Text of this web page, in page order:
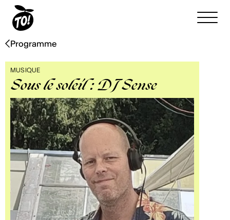
Programme
MUSIQUE
Sous le soleil : DJ Sense